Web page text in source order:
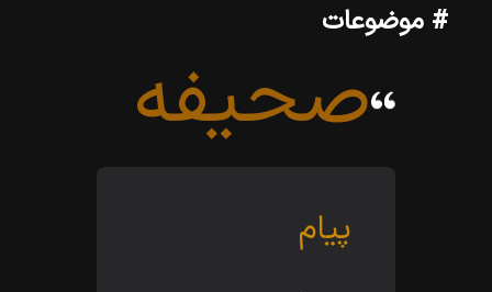
# موضوعات
صحیفه
پیام